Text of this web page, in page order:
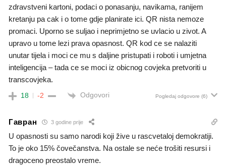
zdravstveni kartoni, podaci o ponasanju, navikama, ranijem
kretanju pa cak i o tome gdje planirate ici. QR nista nemoze
promaci. Uporno se suljao i neprimjetno se uvlacio u zivot. A
upravo u tome lezi prava opasnost. QR kod ce se nalaziti
unutar tijela i moci ce mu s daljine pristupati i roboti i umjetna
inteligencija – tada ce se moci iz obicnog covjeka pretvoriti u
transcovjeka.
18 -2 Odgovori Pogledaj odgovore (6)
Гавран 3 godine prije
U opasnosti su samo narodi koji žive u rascvetaloj demokratiji.
To je oko 15% čovečanstva. Na ostale se neće trošiti resursi i
dragoceno preostalo vreme.